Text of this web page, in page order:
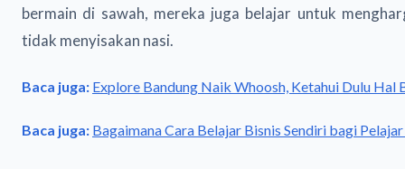
bermain di sawah, mereka juga belajar untuk
tidak menyisakan nasi.
Baca juga: Explore Bandung Naik Whoosh, Ketahui Dulu Hal
Baca juga: Bagaimana Cara Belajar Bisnis Sendiri bagi